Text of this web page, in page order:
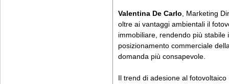
Valentina De Carlo , Marketing
oltre ai vantaggi ambientali il
immobiliare, rendendo più
posizionamento commerciale
domanda più consapevole.
Il trend di adesione al